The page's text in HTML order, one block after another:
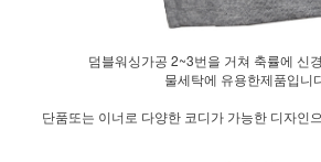
덤블워싱가공 2~3번을 거쳐 축률에 신
물세탁에 유용한제품입니
단품또는 이너로 다양한 코디가 가능한 디자인